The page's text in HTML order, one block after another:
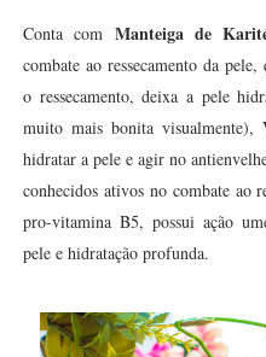
Conta com Manteiga de
combate ao ressecamento da
o ressecamento, deixa a pele
muito mais bonita visualmente),
hidratar a pele e agir no
conhecidos ativos no combate ao
pro-vitamina B5, possui ação
pele e hidratação profunda.